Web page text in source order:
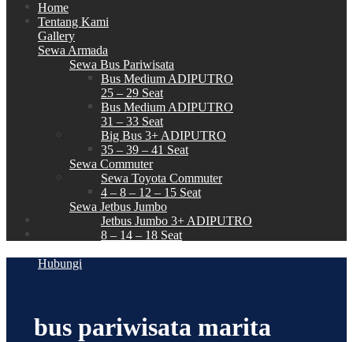
Home
Tentang Kami
Gallery
Sewa Armada
Sewa Bus Pariwisata
Bus Medium ADIPUTRO
25 – 29 Seat
Bus Medium ADIPUTRO
31 – 33 Seat
Big Bus 3+ ADIPUTRO
35 – 39 – 41 Seat
Sewa Commuter
Sewa Toyota Commuter
4 – 8 – 12 – 15 Seat
Sewa Jetbus Jumbo
Jetbus Jumbo 3+ ADIPUTRO
8 – 14 – 18 Seat
Hubungi
bus pariwisata marita